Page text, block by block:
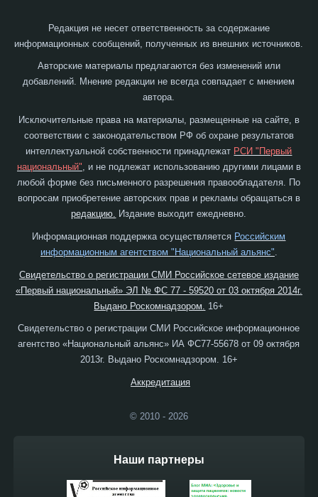
Редакция не несет ответственность за содержание
информационных сообщений, полученных из внешних источников.
Авторские материалы предлагаются без изменений или
добавлений. Мнение редакции не всегда совпадает с мнением
автора.
Исключительные права на материалы, размещенные на сайте, в
соответствии с законодательством РФ об охране результатов
интеллектуальной собственности принадлежат РСИ "Первый
национальный", и не подлежат использованию другими лицами в
любой форме без письменного разрешения правообладателя. По
вопросам приобретение авторских прав и рекламы обращаться в
редакцию. Издание выходит ежедневно.
Информационная поддержка осуществляется Российским
информационным агентством "Национальный альянс"
Свидетельство о регистрации СМИ Российское сетевое издание
«Первый национальный» ЭЛ № ФС 77 - 59520 от 03 октября 2014г.
Выдано Роскомнадзором.
16+
Свидетельство о регистрации СМИ Российское информационное
агентство «Национальный альянс» ИА ФС77-55678 от 09 октября
2013г. Выдано Роскомнадзором. 16+
Аккредитация
© 2010 - 2026
Наши партнеры